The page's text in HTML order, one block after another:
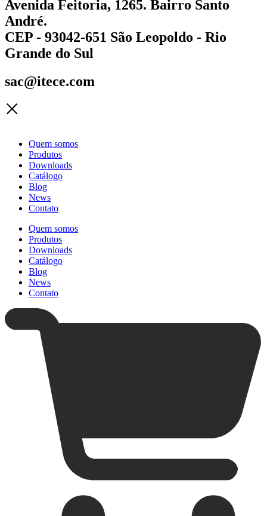
Avenida Feitoria, 1265. Bairro Santo
André.
CEP - 93042-651 São Leopoldo - Rio
Grande do Sul
sac@itece.com
Quem somos
Produtos
Downloads
Catálogo
Blog
News
Contato
Quem somos
Produtos
Downloads
Catálogo
Blog
News
Contato